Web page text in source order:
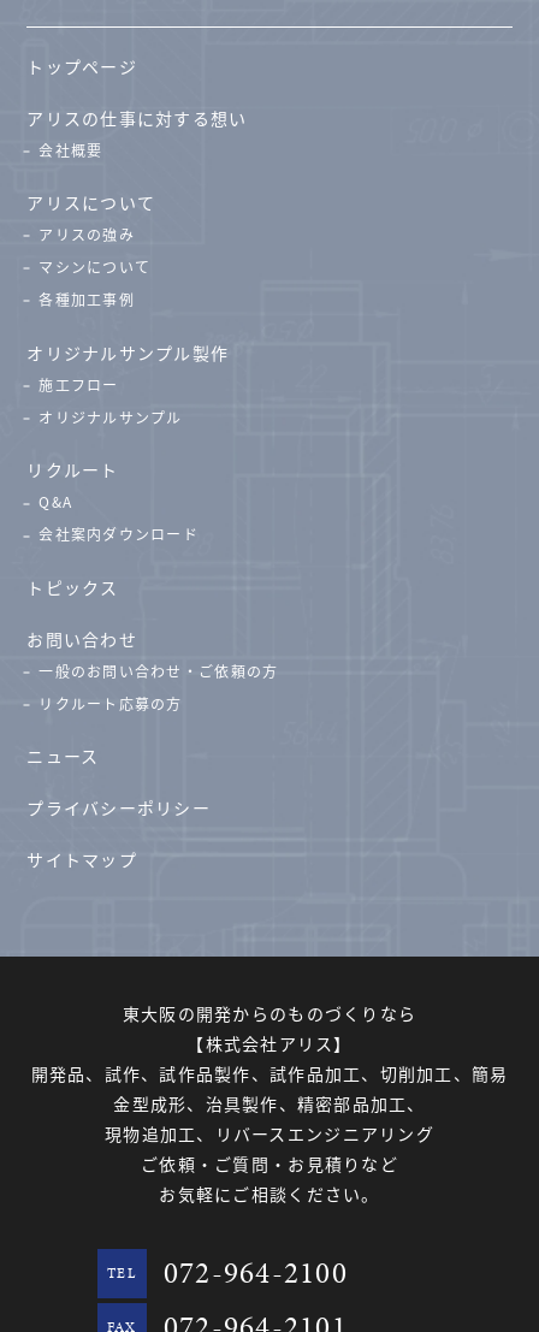
トップページ
アリスの仕事に対する想い
会社概要
アリスについて
アリスの強み
マシンについて
各種加工事例
オリジナルサンプル製作
施工フロー
オリジナルサンプル
リクルート
Q&A
会社案内ダウンロード
トピックス
お問い合わせ
一般のお問い合わせ・ご依頼の方
リクルート応募の方
ニュース
プライバシーポリシー
サイトマップ
東大阪の開発からのものづくりなら
【株式会社アリス】
開発品、試作、試作品製作、試作品加工、切削加工、簡易
金型成形、治具製作、精密部品加工、
現物追加工、リバースエンジニアリング
ご依頼・ご質問・お見積りなど
お気軽にご相談ください。
TEL 072-964-2100
FAX